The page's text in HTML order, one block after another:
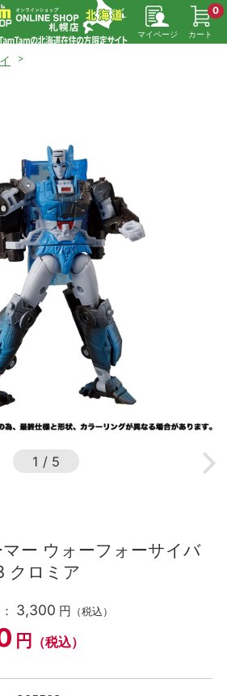
マイページ カート
0
1 / 5
ー ウォーフォーサイバ
クロミア
3,300 円 （税込）
円 （税込）